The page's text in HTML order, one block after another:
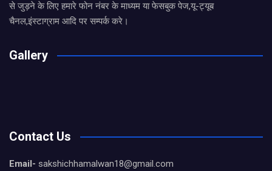
से जुड़ने के लिए हमारे फोन नंबर के माध्यम या फेसबुक पेज,यू-ट्यूब
चैनल,इंस्टाग्राम आदि पर सम्पर्क करे।
Gallery
Contact Us
Email- sakshichhamalwan18@gmail.com